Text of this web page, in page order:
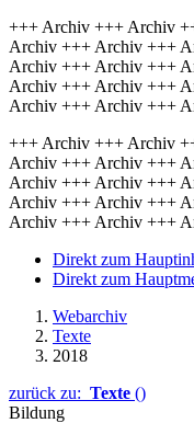
+++ Archiv +++ Archiv
Archiv +++ Archiv +++
Archiv +++ Archiv +++
Archiv +++ Archiv +++
Archiv +++ Archiv +++
+++ Archiv +++ Archiv
Archiv +++ Archiv +++
Archiv +++ Archiv +++
Archiv +++ Archiv +++
Archiv +++ Archiv +++
Direkt zum
Direkt zum
Webarchiv
Texte
2018
zurück zu: Texte ()
Bildung